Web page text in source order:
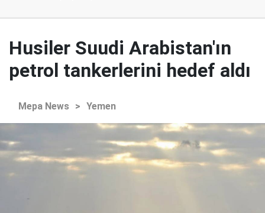
Husiler Suudi Arabistan'ın
petrol tankerlerini hedef aldı
Mepa News > Yemen